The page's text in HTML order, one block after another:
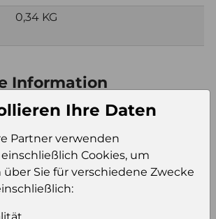
0,34 KG
Information
Kt15
40
Btl
600
Ihre Daten
Partner verwenden
Cookies, um
Sie für verschiedene Zwecke